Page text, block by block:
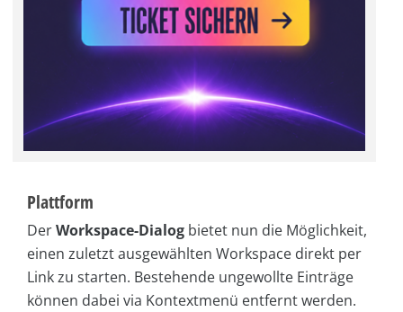
Plattform
DerWorkspace-Dialog bietet nun die Möglichkeit,
einen zuletzt ausgewählten Workspace direkt per
Link zu starten. Bestehende ungewollte Einträge
können dabei via Kontextmenü entfernt werden.